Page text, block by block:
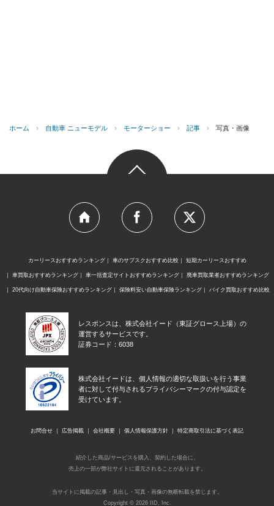
ホーム › 自動車 ニューモデル › モーターショー › 記事 › 写真・画像
カーリースおすすめランキング 車のサブスクおすすめ比較 短期カーリースおすすめ
車買取おすすめランキング 車一括査定サイトおすすめランキング 廃車買取業者おすすめランキング
20代向け自動車保険おすすめランキング 保険料安い自動車保険ランキング バイク買取おすすめ比較
レスポンスは、株式会社イード（東証グロース上場）の
運営するサービスです。
証券コード：6038
株式会社イードは、個人情報の適切な取扱いを行う事業
者に対して付与されるプライバシーマークの付与認定を
受けています。
お問合せ 広告掲載 会社概要 個人情報保護方針 特定商取引法に基づく表記
紹介した商品/サービスを購入、契約した場合に、
売上の一部が弊社サイトに還元されることがあります。
当サイトに掲載の記事・見出し・写真・画像の無断転載を禁じます。
Copyright © 2026 IID, Inc.